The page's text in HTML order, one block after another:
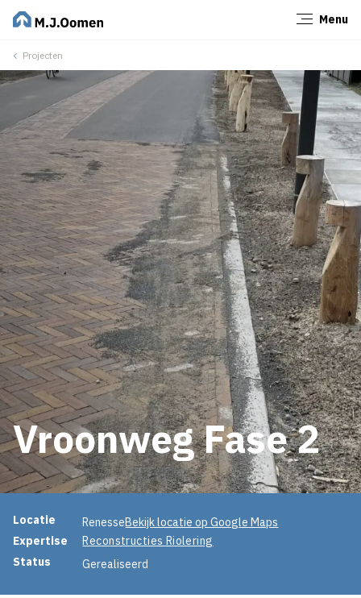
Menu
Projecten
Vroonweg Fase 2
Projectinformatie
Locatie RenesseBekijk locatie op Google Maps
Expertise
Reconstructies Riolering
Status
Gerealiseerd
Sluiten